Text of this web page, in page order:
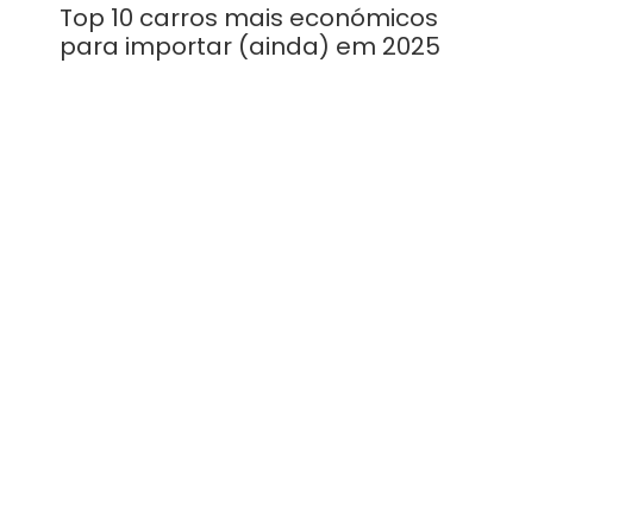
Top 10 carros mais económicos
para importar (ainda) em 2025